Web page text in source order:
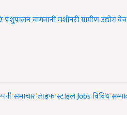
पशुपालनबागवानीमशीनरीग्रामीण उद्योगवेब
समाचारलाइफ स्टाइलJobsविविध